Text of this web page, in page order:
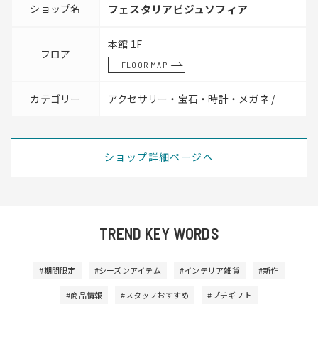
ショップ名 フェスタリアビジュソフィア
フロア
本館 1F
FLOOR MAP
カテゴリー アクセサリー・宝石・時計・メガネ /
ショップ詳細ページへ
TREND KEY WORDS
#期間限定 #シーズンアイテム #インテリア雑貨 #新作
#商品情報 #スタッフおすすめ #プチギフト